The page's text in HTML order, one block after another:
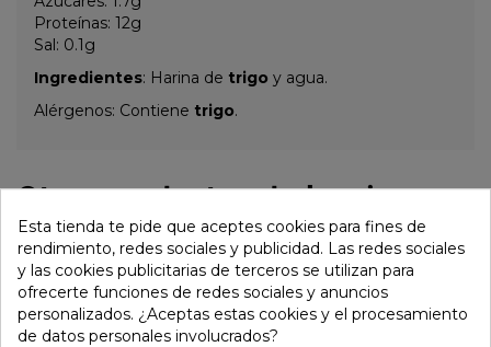
Proteínas: 12g
Sal: 0.1g
Ingredientes: Harina de trigo y agua.
Alérgenos: Contiene trigo.
Otros productos de la misma
categoría:
Esta tienda te pide que aceptes cookies para fines de
rendimiento, redes sociales y publicidad. Las redes sociales
y las cookies publicitarias de terceros se utilizan para
ofrecerte funciones de redes sociales y anuncios
personalizados. ¿Aceptas estas cookies y el procesamiento
de datos personales involucrados?